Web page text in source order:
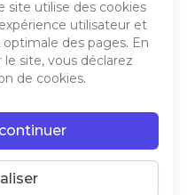
vimeo
cookies
RIGHTS
site utilise des cookies
utilisateur et
des pages. En
site, vous déclarez
de cookies.